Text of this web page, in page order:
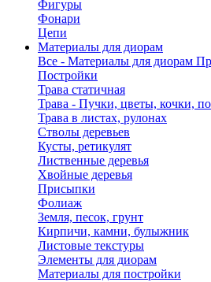
Фигуры
Фонари
Цепи
Материалы для диорам
Все - Материалы для диорам
Постройки
Трава статичная
Трава - Пучки, цветы, кочки,
Трава в листах, рулонах
Стволы деревьев
Кусты, ретикулят
Лиственные деревья
Хвойные деревья
Присыпки
Фолиаж
Земля, песок, грунт
Кирпичи, камни, булыжник
Листовые текстуры
Элементы для диорам
Материалы для постройки